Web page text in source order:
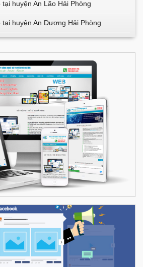
huyện An Lão Hải Phòng
tại huyện An Dương Hải Phòng